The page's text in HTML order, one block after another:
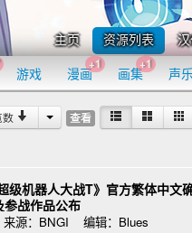
主页 资源列表
游戏 漫画
+1
画集
+1
声
数 查看
级机器人大战T》官方繁体中文
战作品公布
源：BNGI 编辑：Blues